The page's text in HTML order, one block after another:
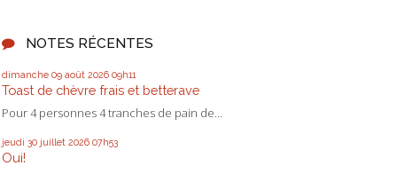
NOTES RÉCENTES
dimanche 09 août 2026 09h11
Toast de chèvre frais et betterave
Pour 4 personnes 4 tranches de pain de...
jeudi 30 juillet 2026 07h53
Oui!